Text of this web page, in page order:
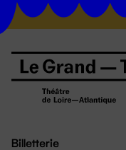
Billetterie